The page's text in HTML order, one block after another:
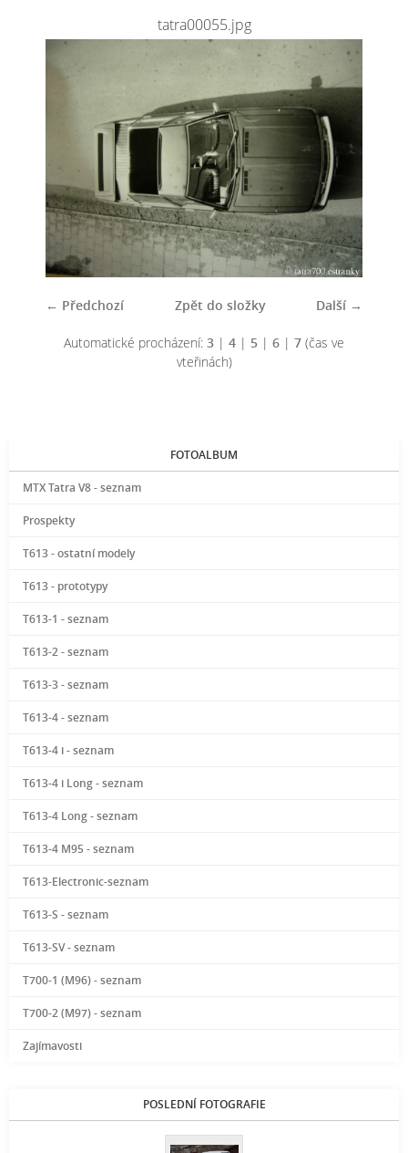
tatra00055.jpg
← Předchozí Další →
Zpět do složky
Automatické procházení: 3 | 4 | 5 | 6 | 7 (čas ve
vteřinách)
FOTOALBUM
MTX Tatra V8 - seznam
Prospekty
T613 - ostatní modely
T613 - prototypy
T613-1 - seznam
T613-2 - seznam
T613-3 - seznam
T613-4 - seznam
T613-4 i - seznam
T613-4 i Long - seznam
T613-4 Long - seznam
T613-4 M95 - seznam
T613-Electronic-seznam
T613-S - seznam
T613-SV - seznam
T700-1 (M96) - seznam
T700-2 (M97) - seznam
Zajímavosti
POSLEDNÍ FOTOGRAFIE